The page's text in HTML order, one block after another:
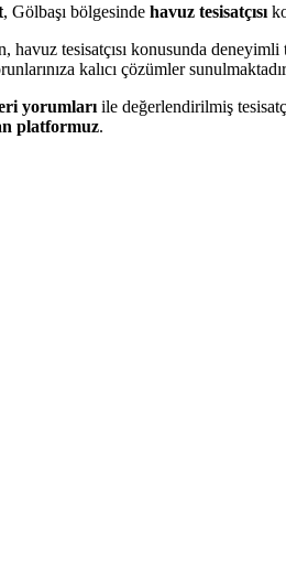
, Gölbaşı bölgesinde havuz tesisatçısı
havuz tesisatçısı konusunda deneyimli
kalıcı çözümler
yorumları ile değerlendirilmiş
platformuz.